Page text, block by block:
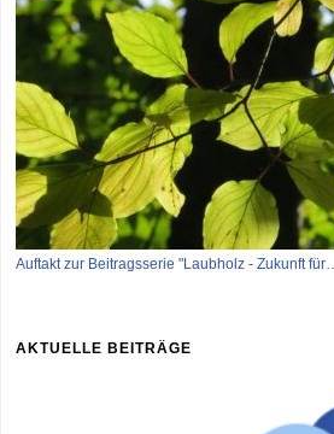
Auftakt zur Beitragsserie "Laubholz - Zukunft für…
AKTUELLE BEITRÄGE